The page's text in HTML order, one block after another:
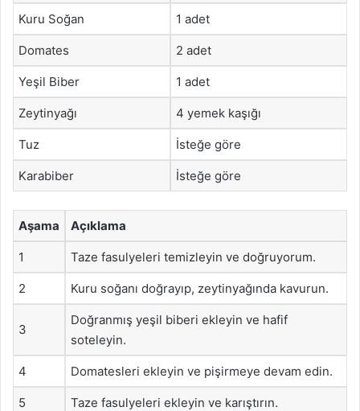
Kuru Soğan 1 adet
Domates 2 adet
Yeşil Biber 1 adet
Zeytinyağı 4 yemek kaşığı
Tuz İsteğe göre
Karabiber İsteğe göre
Aşama Açıklama
1 Taze fasulyeleri temizleyin ve doğruyorum.
2 Kuru soğanı doğrayıp, zeytinyağında kavurun.
3
Doğranmış yeşil biberi ekleyin ve hafif
soteleyin.
4 Domatesleri ekleyin ve pişirmeye devam edin.
5 Taze fasulyeleri ekleyin ve karıştırın.